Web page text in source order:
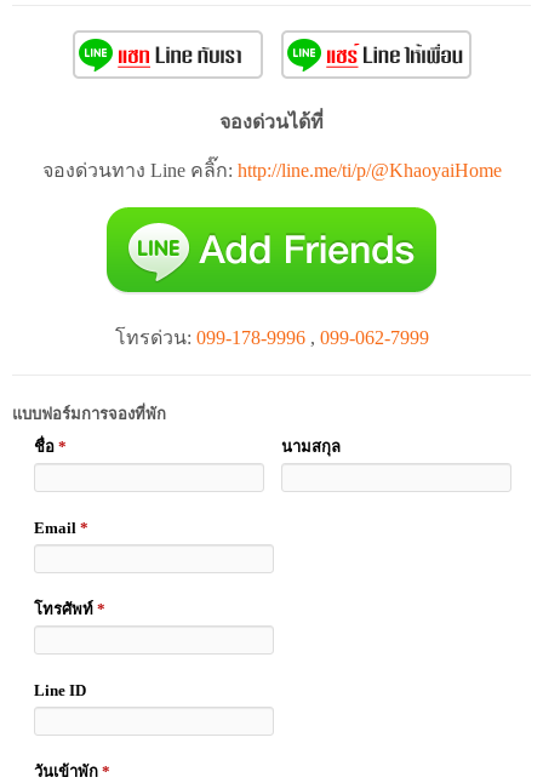
จองด่วนได้ที่
จองด่วนทาง Line คลิ๊ก: http://line.me/ti/p/@KhaoyaiHome
โทรด่วน: 099-178-9996, 099-062-7999
แบบฟอร์มการจองที่พัก
ชื่อ * นามสกุล
Email *
โทรศัพท์ *
Line ID
วันเข้าพัก *